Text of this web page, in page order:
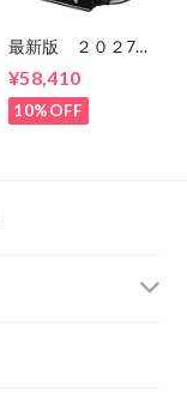
最新版 ２０２7
年 モデルイヤル
クラシック
MR25U 男の子・
女の子 セイバンの
¥58,410
10%OFF